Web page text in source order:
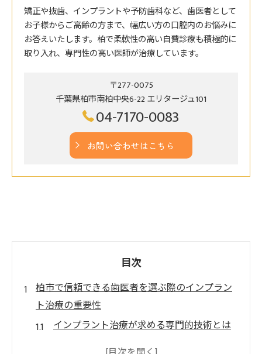
矯正や抜歯、インプラントや予防歯科など、歯医者として
お子様からご高齢の方まで、幅広い方の口腔内のお悩みに
お答えいたします。柏で柔軟性の高い自費診療も積極的に
取り入れ、専門性の高い医師が治療しています。
〒277-0075
千葉県柏市南柏中央6-22 エリタージュ101
04-7170-0083
お問い合わせはこちら
目次
柏市で信頼できる歯医者を選ぶ際のインプラン
ト治療の重要性
インプラント治療が求める専門的技術とは
柏市での歯医者選びがインプラント成功の